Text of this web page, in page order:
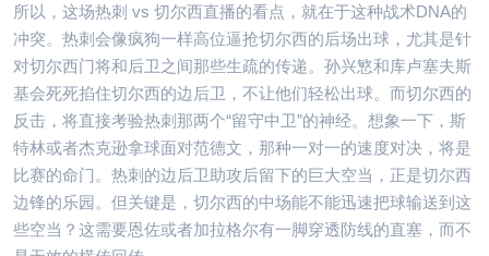
所以，这场热刺 vs 切尔西直播的看点，就在于这种战术DNA的
冲突。热刺会像疯狗一样高位逼抢切尔西的后场出球，尤其是针
对切尔西门将和后卫之间那些生疏的传递。孙兴慜和库卢塞夫斯
基会死死掐住切尔西的边后卫，不让他们轻松出球。而切尔西的
反击，将直接考验热刺那两个“留守中卫”的神经。想象一下，斯
特林或者杰克逊拿球面对范德文，那种一对一的速度对决，将是
比赛的命门。热刺的边后卫助攻后留下的巨大空当，正是切尔西
边锋的乐园。但关键是，切尔西的中场能不能迅速把球输送到这
些空当？这需要恩佐或者加拉格尔有一脚穿透防线的直塞，而不